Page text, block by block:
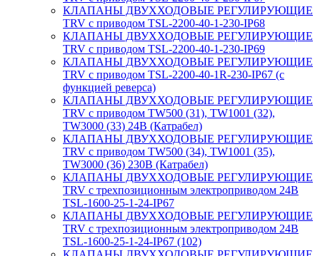
КЛАПАНЫ ДВУХХОДОВЫЕ РЕГУЛИРУЮЩИЕ
TRV с приводом TSL-2200-40-1-230-IP68
КЛАПАНЫ ДВУХХОДОВЫЕ РЕГУЛИРУЮЩИЕ
TRV с приводом TSL-2200-40-1-230-IP69
КЛАПАНЫ ДВУХХОДОВЫЕ РЕГУЛИРУЮЩИЕ
TRV с приводом TSL-2200-40-1R-230-IP67 (с
функцией реверса)
КЛАПАНЫ ДВУХХОДОВЫЕ РЕГУЛИРУЮЩИЕ
TRV с приводом TW500 (31), TW1001 (32),
TW3000 (33) 24В (Катрабел)
КЛАПАНЫ ДВУХХОДОВЫЕ РЕГУЛИРУЮЩИЕ
TRV с приводом TW500 (34), TW1001 (35),
TW3000 (36) 230В (Катрабел)
КЛАПАНЫ ДВУХХОДОВЫЕ РЕГУЛИРУЮЩИЕ
TRV с трехпозиционным электроприводом 24В
TSL-1600-25-1-24-IP67
КЛАПАНЫ ДВУХХОДОВЫЕ РЕГУЛИРУЮЩИЕ
TRV с трехпозиционным электроприводом 24В
TSL-1600-25-1-24-IP67 (102)